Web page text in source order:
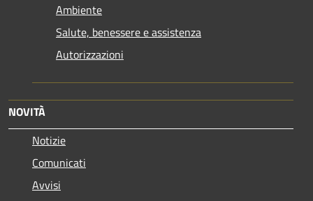
Ambiente
Salute, benessere e assistenza
Autorizzazioni
NOVITÀ
Notizie
Comunicati
Avvisi